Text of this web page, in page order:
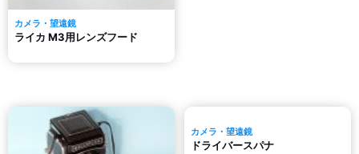
カメラ・望遠鏡
ライカ M3用レンズフード
カメラ・望遠鏡
ドライバースパナ